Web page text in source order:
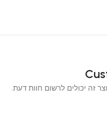
לרשום חוות דעת.